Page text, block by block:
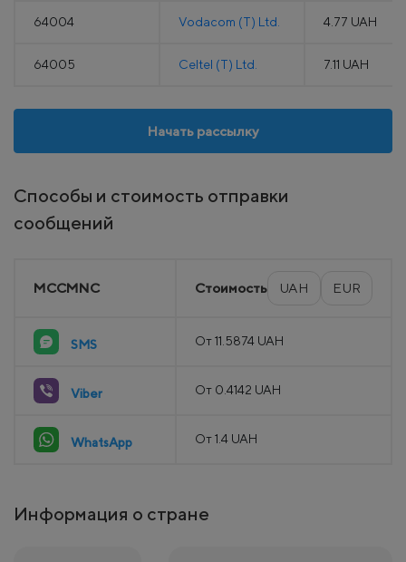
64004 Vodacom (T) Ltd. 4.77 UAH
64005 Celtel (T) Ltd. 7.11 UAH
Начать рассылку
Способы и стоимость отправки
сообщений
MCCMNC Стоимость UAH EUR
SMS От 11.5874 UAH
Viber От 0.4142 UAH
WhatsApp От 1.4 UAH
Информация о стране